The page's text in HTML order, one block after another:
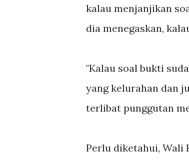
kalau menjanjikan
dia menegaskan,
"Kalau soal bukti
yang kelurahan dan
terlibat punggutan
Perlu diketahui, Wali